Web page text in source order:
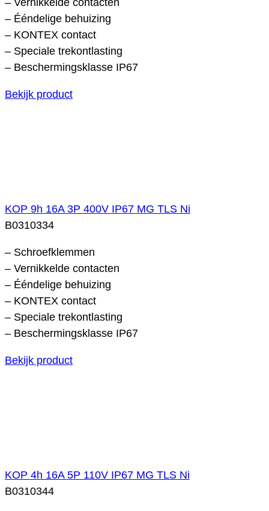
– Ééndelige behuizing
– KONTEX contact
– Speciale trekontlasting
– Beschermingsklasse IP67
Bekijk product
KOP 9h 16A 3P 400V IP67 MG TLS Ni
B0310334
– Schroefklemmen
– Vernikkelde contacten
– Ééndelige behuizing
– KONTEX contact
– Speciale trekontlasting
– Beschermingsklasse IP67
Bekijk product
KOP 4h 16A 5P 110V IP67 MG TLS Ni
B0310344